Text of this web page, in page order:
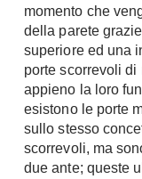
Materassi
Lattice
Memory
Reti Letto
Cuscini
Consigli
momento che
della parete
superiore ed una
porte scorrevoli
appieno la loro
esistono le porte
sullo stesso
scorrevoli, ma
due ante; queste